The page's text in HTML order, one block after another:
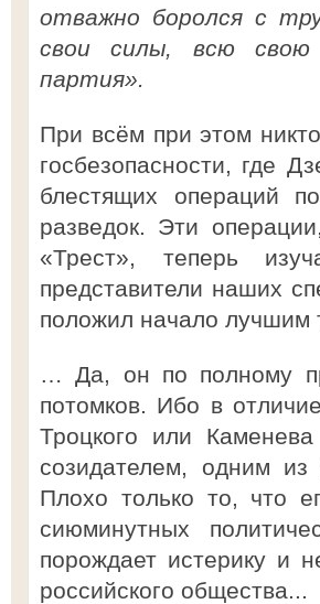
отважно боролся с
свои силы, всю свою
партия».
При всём при этом
госбезопасности, где
блестящих операций
разведок. Эти
«Трест», теперь
представители наших
положил начало лучшим
… Да, он по полному
потомков. Ибо в
Троцкого или
созидателем, одним из
Плохо только то, что
сиюминутных
порождает истерику и
российского общества...